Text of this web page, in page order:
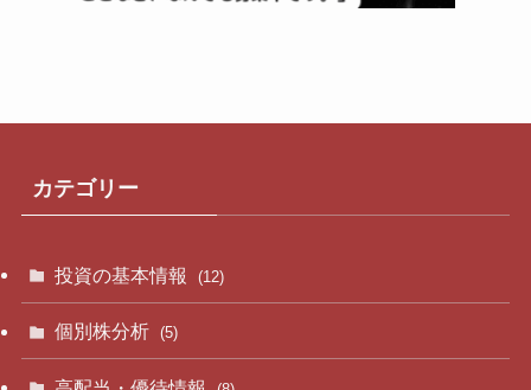
カテゴリー
投資の基本情報 (12)
個別株分析 (5)